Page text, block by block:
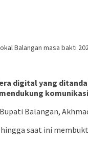
Balangan masa bakti
digital yang
Balangan,
hingga saat ini